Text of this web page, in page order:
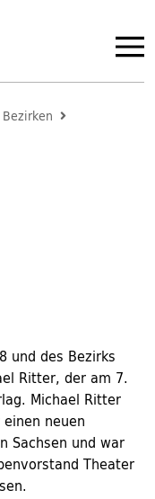
und des Bezirks
Ritter, der am 7.
Michael Ritter
neuen
Sachsen und war
Theater